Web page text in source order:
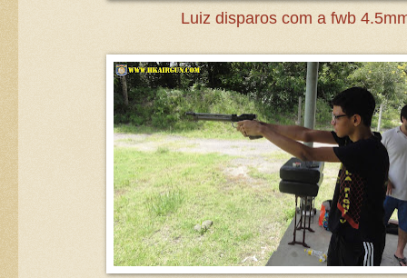
Luiz disparos com a fwb